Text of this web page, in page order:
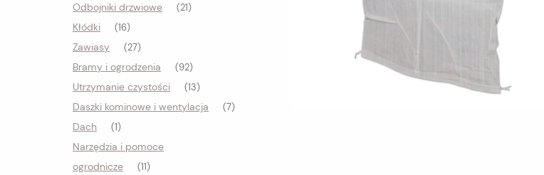
Odbojniki drzwiowe (21)
Kłódki (16)
Zawiasy (27)
Bramy i ogrodzenia (92)
Utrzymanie czystości (13)
Daszki kominowe i wentylacja (7)
Dach (1)
Narzędzia i pomoce
ogrodnicze
(11)